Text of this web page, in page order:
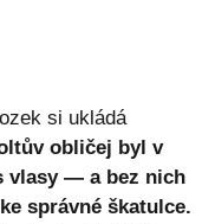
si ukládá
obličej byl v
vlasy — a bez nich
správné škatulce.